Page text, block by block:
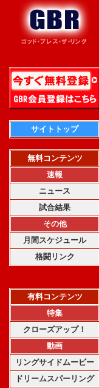
サイトトップ
無料コンテンツ
速報
ニュース
試合結果
その他
月間スケジュール
格闘リンク
有料コンテンツ
特集
クローズアップ！
動画
リングサイドムービー
ドリームスパーリング